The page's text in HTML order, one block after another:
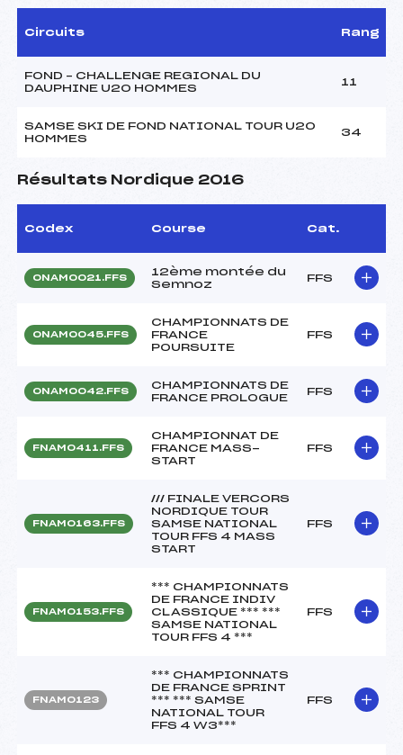
Circuits Rang
FOND – CHALLENGE REGIONAL DU
DAUPHINE U20 HOMMES
11
SAMSE SKI DE FOND NATIONAL TOUR U20
HOMMES
34
Résultats Nordique 2016
Codex Course Cat.
ONAM0021.FFS
12ème montée du
Semnoz
FFS
ONAM0045.FFS
CHAMPIONNATS DE
FRANCE
POURSUITE
FFS
ONAM0042.FFS
CHAMPIONNATS DE
FRANCE PROLOGUE
FFS
FNAM0411.FFS
CHAMPIONNAT DE
FRANCE MASS-
START
FFS
FNAM0163.FFS
/// FINALE VERCORS
NORDIQUE TOUR
SAMSE NATIONAL
TOUR FFS 4 MASS
START
FFS
FNAM0153.FFS
*** CHAMPIONNATS
DE FRANCE INDIV
CLASSIQUE *** ***
SAMSE NATIONAL
TOUR FFS 4 ***
FFS
FNAM0123
*** CHAMPIONNATS
DE FRANCE SPRINT
*** *** SAMSE
NATIONAL TOUR
FFS 4 W3***
FFS